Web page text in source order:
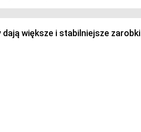
większe i stabilniejsze zarobki